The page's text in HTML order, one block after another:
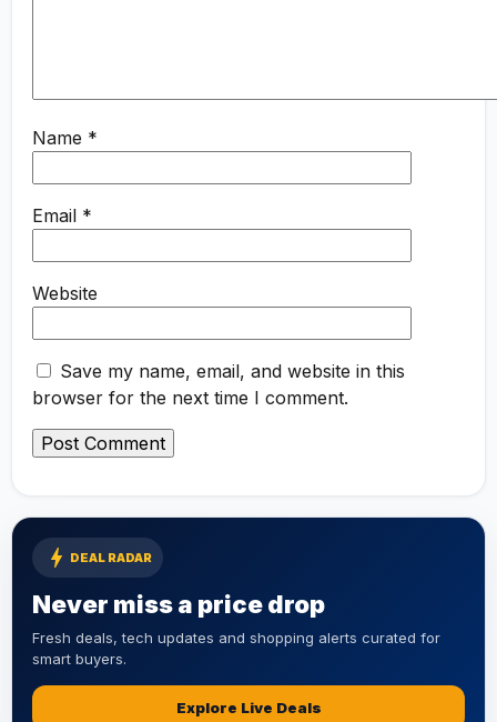
Name *
Email *
Website
Save my name, email, and website in this
browser for the next time I comment.
bolt DEAL RADAR
Never miss a price drop
Fresh deals, tech updates and shopping alerts curated for
smart buyers.
Explore Live Deals